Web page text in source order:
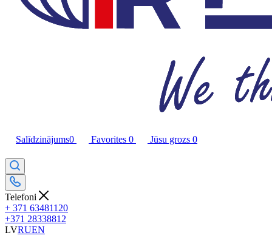
Salīdzinājums0 Favorites 0 Jūsu grozs 0
Telefoni
+ 371 63481120
+371 28338812
LVRUEN